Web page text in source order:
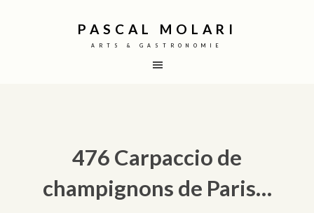
PASCAL MOLARI
ARTS & GASTRONOMIE
476 Carpaccio de
champignons de Paris…